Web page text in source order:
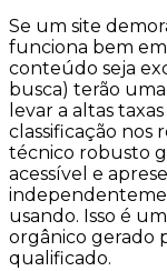
Se um site
funciona bem
conteúdo seja
busca) terão
levar a altas
classificação nos
técnico robusto
acessível e
usando. Isso é
orgânico gerado
qualificado.